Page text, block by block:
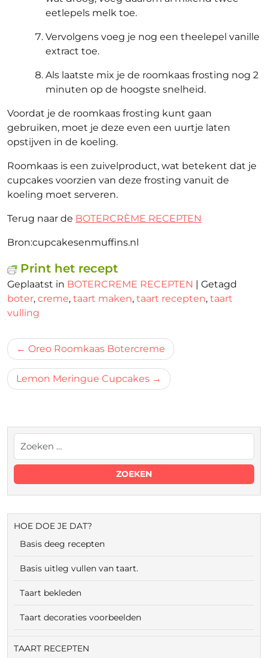
eetlepels melk toe.
Vervolgens voeg je nog een theelepel vanille
extract toe.
Als laatste mix je de roomkaas frosting nog 2
minuten op de hoogste snelheid.
Voordat je de roomkaas frosting kunt gaan
gebruiken, moet je deze even een uurtje laten
opstijven in de koeling.
Roomkaas is een zuivelproduct, wat betekent dat je
cupcakes voorzien van deze frosting vanuit de
koeling moet serveren.
Terug naar de BOTERCRÈME RECEPTEN
Bron:cupcakesenmuffins.nl
Print het recept
Geplaatst in BOTERCREME RECEPTEN | Getagd
boter, creme, taart maken, taart recepten, taart
vulling
Bericht
navigatie
Oreo Roomkaas Botercreme
Lemon Meringue Cupcakes
HOE DOE JE DAT?
Basis deeg recepten
Basis uitleg vullen van taart.
Taart bekleden
Taart decoraties voorbeelden
TAART RECEPTEN